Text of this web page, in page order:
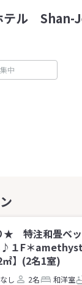
テル Shan-
中
★ 特注和畳ベ
♪１F＊
㎡】(2名1室)
し 2名 和洋室